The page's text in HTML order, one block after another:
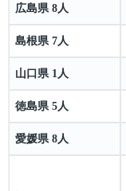
広島県 8人
島根県 7人
山口県 1人
徳島県 5人
愛媛県 8人